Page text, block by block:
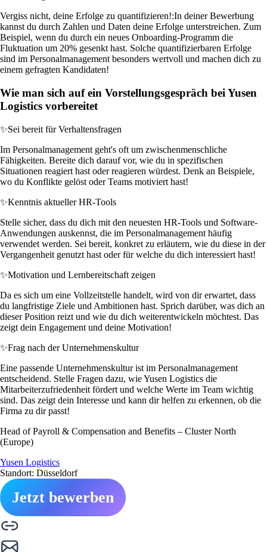
Vergiss nicht, deine Erfolge zu quantifizieren!:In deiner Bewerbung
kannst du durch Zahlen und Daten deine Erfolge unterstreichen. Zum
Beispiel, wenn du durch ein neues Onboarding-Programm die
Fluktuation um 20% gesenkt hast. Solche quantifizierbaren Erfolge
sind im Personalmanagement besonders wertvoll und machen dich zu
einem gefragten Kandidaten!
Wie man sich auf ein Vorstellungsgespräch bei Yusen
Logistics vorbereitet
✨Sei bereit für Verhaltensfragen
Im Personalmanagement geht's oft um zwischenmenschliche
Fähigkeiten. Bereite dich darauf vor, wie du in spezifischen
Situationen reagiert hast oder reagieren würdest. Denk an Beispiele,
wo du Konflikte gelöst oder Teams motiviert hast!
✨Kenntnis aktueller HR-Tools
Stelle sicher, dass du dich mit den neuesten HR-Tools und Software-
Anwendungen auskennst, die im Personalmanagement häufig
verwendet werden. Sei bereit, konkret zu erläutern, wie du diese in der
Vergangenheit genutzt hast oder für welche du dich interessiert hast!
✨Motivation und Lernbereitschaft zeigen
Da es sich um eine Vollzeitstelle handelt, wird von dir erwartet, dass
du langfristige Ziele und Ambitionen hast. Sprich darüber, was dich an
dieser Position reizt und wie du dich weiterentwickeln möchtest. Das
zeigt dein Engagement und deine Motivation!
✨Frag nach der Unternehmenskultur
Eine passende Unternehmenskultur ist im Personalmanagement
entscheidend. Stelle Fragen dazu, wie Yusen Logistics die
Mitarbeiterzufriedenheit fördert und welche Werte im Team wichtig
sind. Das zeigt dein Interesse und kann dir helfen zu erkennen, ob die
Firma zu dir passt!
Head of Payroll & Compensation and Benefits – Cluster North
(Europe)
Yusen Logistics
Standort: Düsseldorf
Jetzt bewerben